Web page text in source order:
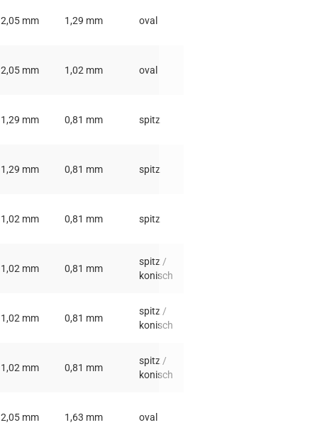
2,05 mm 1,29 mm oval
2,05 mm 1,02 mm oval
1,29 mm 0,81 mm spitz
1,29 mm 0,81 mm spitz
1,02 mm 0,81 mm spitz
1,02 mm 0,81 mm
spitz /
konisch
1,02 mm 0,81 mm
spitz /
konisch
1,02 mm 0,81 mm
spitz /
konisch
2,05 mm 1,63 mm oval